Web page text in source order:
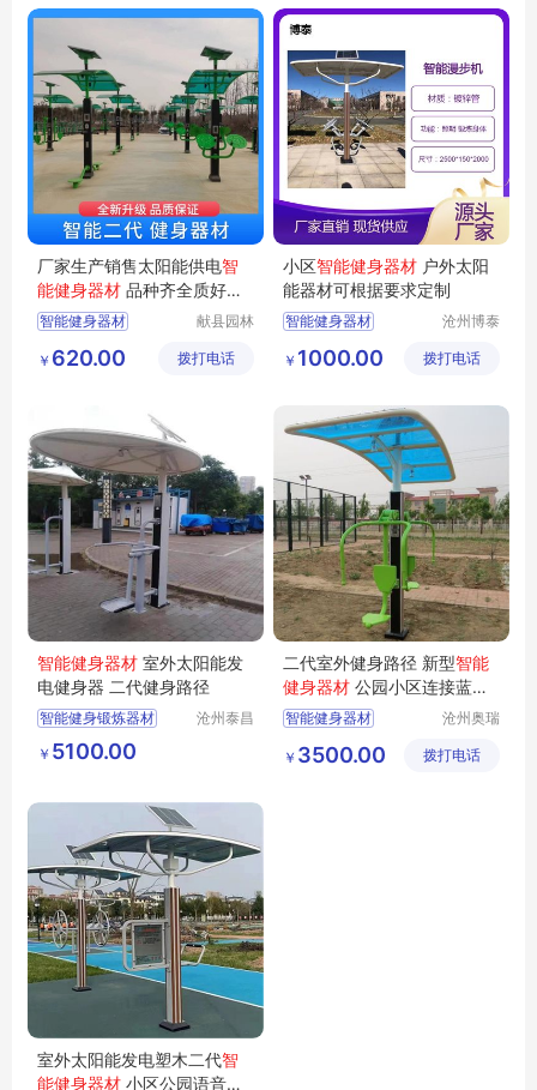
遮阳棚智能健身器材
厂家生产销售太阳能供电智
能健身器材 品种齐全质好价
优 园林
智能健身器材
体育健身器械
献县园林
有限公司
￥ 620.00 拨打电话
小区智能健身器材 户外太阳
能器材可根据要求定制
智能健身器材
健身器材
沧州博泰
有限公司
￥ 1000.00 拨打电话
智能健身器材 室外太阳能发
电健身器 二代健身路径
智能健身锻炼器材
三代智慧智能健身器材
二代健身器材
沧州泰昌
￥ 5100.00
二代室外健身路径 新型智能
健身器材 公园小区连接蓝牙
听音乐
智能健身器材
二代健身器材
沧州奥瑞
制造有限
￥ 3500.00 拨打电话
室外太阳能发电塑木二代智
能健身器材 小区公园语音播